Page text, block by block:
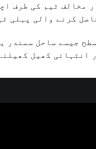
انتہائی کھیل